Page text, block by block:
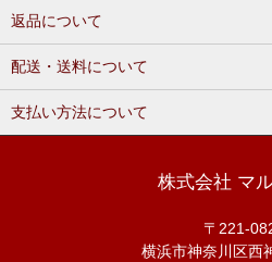
返品について
配送・送料について
支払い方法について
株式会社 マ
〒221-
横浜市神奈川区西